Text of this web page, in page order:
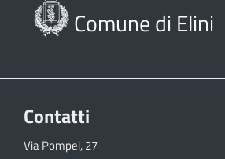
Comune di Elini
Contatti
Via Pompei, 27